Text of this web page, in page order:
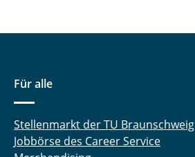
Für alle
Stellenmarkt der TU Braunschweig
Jobbörse des Career Service